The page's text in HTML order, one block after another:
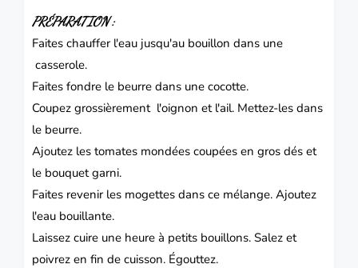
PRÉPARATION :
Faites chauffer l'eau jusqu'au bouillon dans une
casserole.
Faites fondre le beurre dans une cocotte.
Coupez grossièrement l'oignon et l'ail. Mettez-les dans
le beurre.
Ajoutez les tomates mondées coupées en gros dés et
le bouquet garni.
Faites revenir les mogettes dans ce mélange. Ajoutez
l'eau bouillante.
Laissez cuire une heure à petits bouillons. Salez et
poivrez en fin de cuisson. Égouttez.